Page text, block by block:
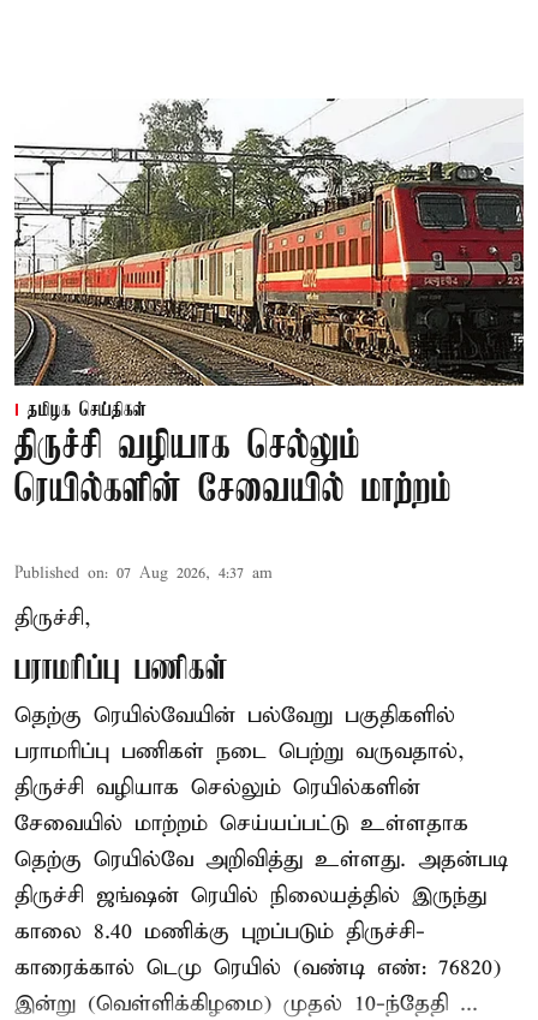
தமிழக செய்திகள்
திருச்சி வழியாக செல்லும்
ரெயில்களின் சேவையில் மாற்றம்
Published on: 07 Aug 2026, 4:37 am
திருச்சி,
பராமரிப்பு பணிகள்
தெற்கு ரெயில்வேயின் பல்வேறு பகுதிகளில்
பராமரிப்பு பணிகள் நடை பெற்று வருவதால்,
திருச்சி வழியாக செல்லும் ரெயில்களின்
சேவையில் மாற்றம் செய்யப்பட்டு உள்ளதாக
தெற்கு ரெயில்வே அறிவித்து உள்ளது. அதன்படி
திருச்சி ஜங்ஷன் ரெயில் நிலையத்தில் இருந்து
காலை 8.40 மணிக்கு புறப்படும் திருச்சி-
காரைக்கால் டெமு ரெயில் (வண்டி எண்: 76820)
இன்று (வெள்ளிக்கிழமை) முதல் 10-ந்தேதி ...